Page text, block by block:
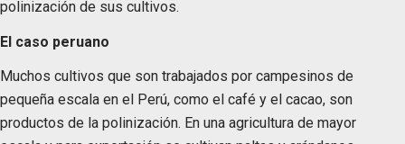
polinización de sus cultivos.
El caso peruano
Muchos cultivos que son trabajados por campesinos de
pequeña escala en el Perú, como el café y el cacao, son
productos de la polinización. En una agricultura de mayor